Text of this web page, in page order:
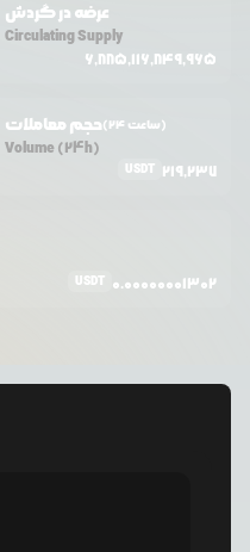
عرضه در گردش
Circulating Supply
6,885,116,849,965
حجم معاملات (24 ساعت)
Volume (24h)
USDT 219,237
USDT 0.00000001302